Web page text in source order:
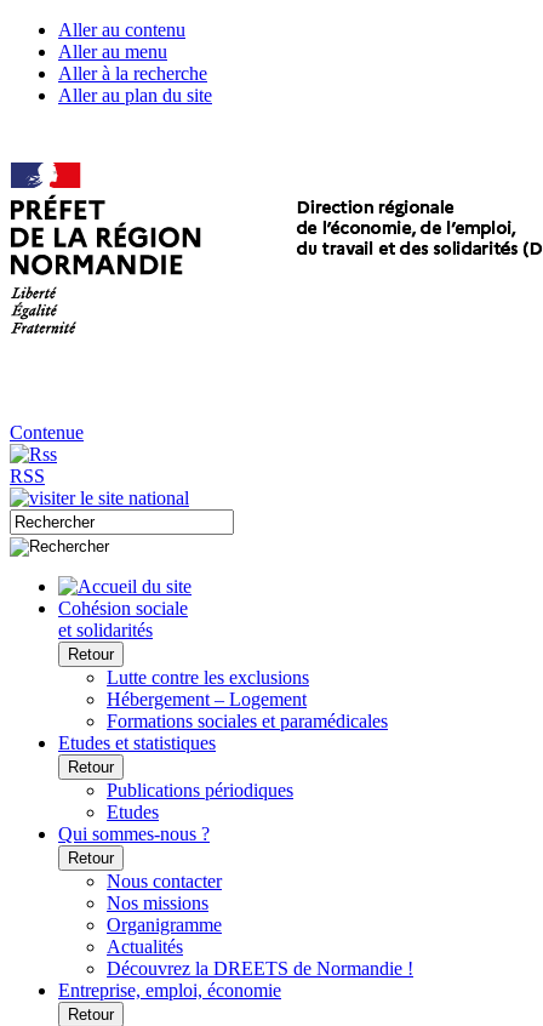
Aller au contenu
Aller au menu
Aller à la recherche
Aller au plan du site
Contenue
RSS
Cohésion sociale
et solidarités
Retour
Lutte contre les exclusions
Hébergement – Logement
Formations sociales et paramédicales
Etudes et statistiques
Retour
Publications périodiques
Etudes
Qui sommes-nous ?
Retour
Nous contacter
Nos missions
Organigramme
Actualités
Découvrez la DREETS de Normandie !
Entreprise, emploi, économie
Retour